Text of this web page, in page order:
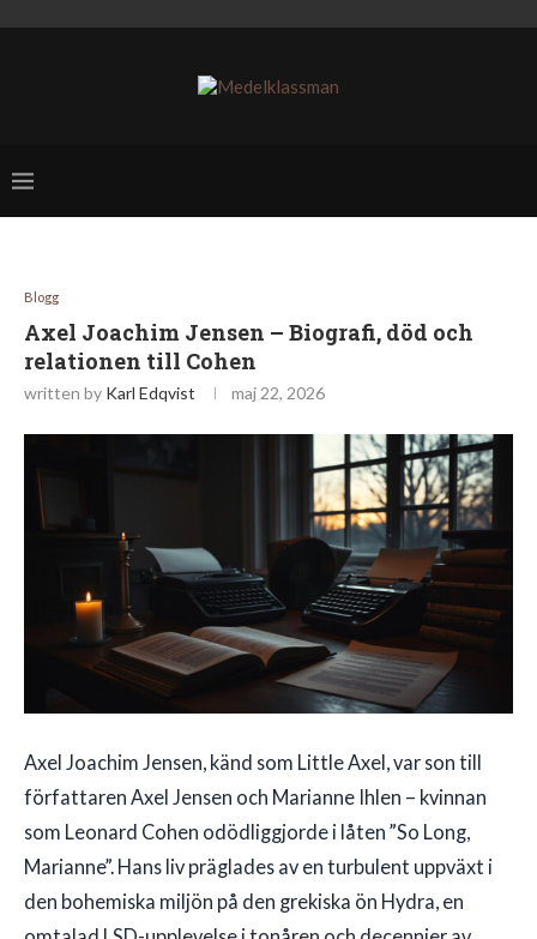
Blogg
Axel Joachim Jensen – Biografi, död och
relationen till Cohen
written by Karl Edqvist maj 22, 2026
Axel Joachim Jensen, känd som Little Axel, var son till
författaren Axel Jensen och Marianne Ihlen – kvinnan
som Leonard Cohen odödliggjorde i låten ”So Long,
Marianne”. Hans liv präglades av en turbulent uppväxt i
den bohemiska miljön på den grekiska ön Hydra, en